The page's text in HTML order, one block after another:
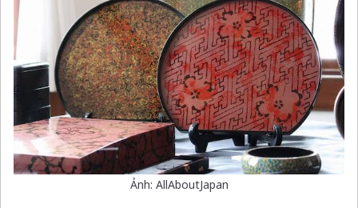
Ảnh: AllAboutJapan